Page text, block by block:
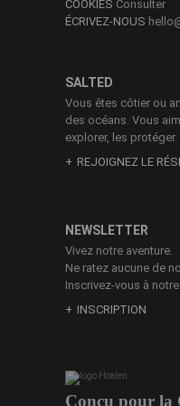
Conçu pour la
SALTED
Vous êtes côtier ou
des océans. Vous
explorer, les protéger.
REJOIGNEZ LE
COOKIES Consulter
ÉCRIVEZ-NOUS
NEWSLETTER
Vivez notre aventure.
Ne ratez aucune de
Inscrivez-vous à
INSCRIPTION